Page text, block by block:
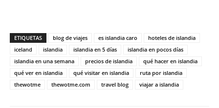
ETIQUETAS blog de viajes es islandia caro
hoteles de islandia
iceland
islandia islandia en 5 días
islandia en pocos días
islandia en una semana
precios de islandia
qué hacer en islandia
qué ver en islandia
qué visitar en islandia
ruta por islandia
thewotme
thewotme.com travel blog viajar a islandia